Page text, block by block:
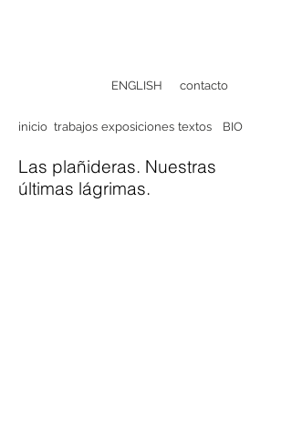
ENGLISH contacto
inicio trabajos exposiciones textos BIO
Las plañideras. Nuestras
últimas lágrimas.